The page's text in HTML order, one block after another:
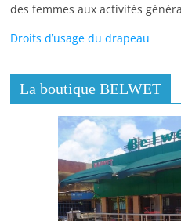
des femmes aux activités
Droits d’usage du drapeau
La boutique BELWET